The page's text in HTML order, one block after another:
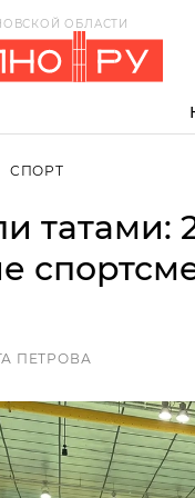
ОБЛАСТИ
СПОРТ
татами:
ПЕТРОВА